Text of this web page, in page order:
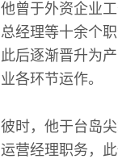
他曾于外资企业
总经理等十余个
此后逐渐晋升为
业各环节运作。
彼时，他于台岛
运营经理职务，